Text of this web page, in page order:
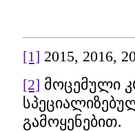
[1] 2015, 2016,
[2] მოცემული
გამოყენებით.